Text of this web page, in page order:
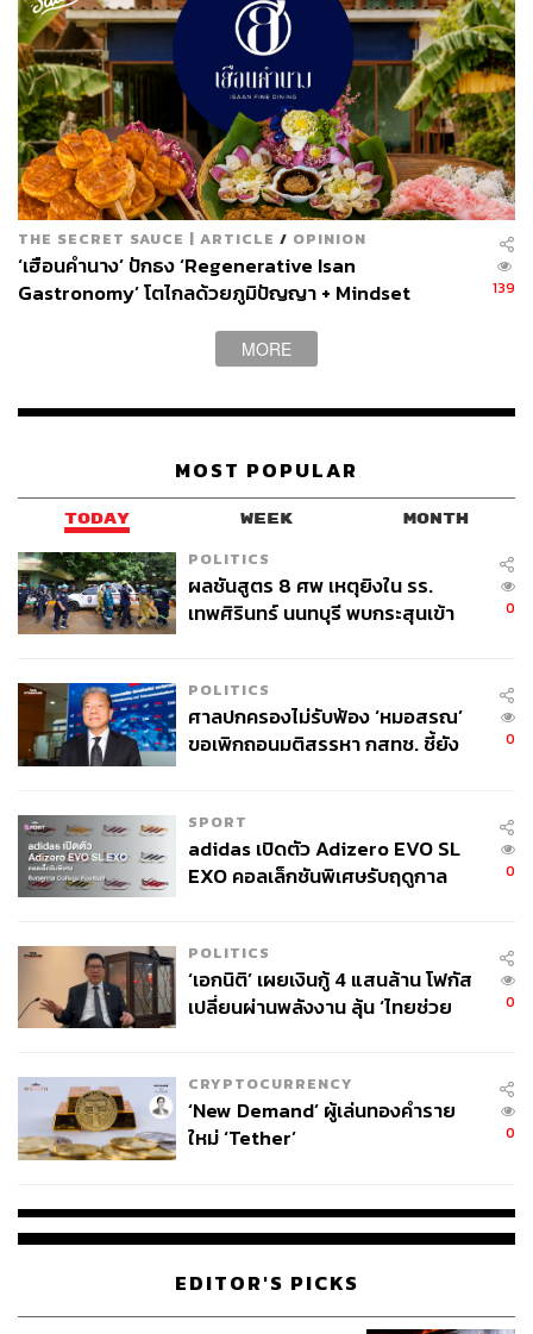
Little Miss Sunshine (180 บาท) และ Khun Lao Islander
Latte (100 บาท)
ร้านอาหารเอกมัยแห่งนี้มีทั้งอาหารไทยและเทศ แต่ละเมนู
นั้นมีการคัดสรรและคราฟต์ด้วยความพิถีพิถัน คัดเลือกเนื้อ
วัวที่ดี และที่สำคัญคือทางร้านได้รับรางวัล Anti Additive
ใช้สารปรุงแต่งอีกด้วย
THE SECRET SAUCE | ARTICLE / OPINION
‘เฮือนคำนาง’ ปักธง ‘Regenerative Isan
Gastronomy’ โตไกลด้วยภูมิปัญญา + Mindset
139
MORE
MOST POPULAR
TODAY WEEK MONTH
POLITICS
ผลชันสูตร 8 ศพ เหตุยิงใน รร.
เทพศิรินทร์ นนทบุรี พบกระสุนเข้า
0
POLITICS
ศาลปกครองไม่รับฟ้อง ‘หมอสรณ’
ขอเพิกถอนมติสรรหา กสทช. ชี้ยัง
0
SPORT
adidas เปิดตัว Adizero EVO SL
EXO คอลเล็กชันพิเศษรับฤดูกาล
0
POLITICS
‘เอกนิติ’ เผยเงินกู้ 4 แสนล้าน โฟกัส
เปลี่ยนผ่านพลังงาน ลุ้น ‘ไทยช่วย
0
CRYPTOCURRENCY
‘New Demand’ ผู้เล่นทองคำราย
ใหม่ ‘Tether’
0
EDITOR'S PICKS